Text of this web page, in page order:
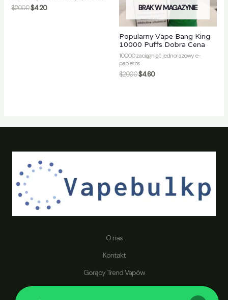
$20.00$4.20 BRAK W MAGAZYNIE
Popularny Vape Bang King
10000 Puffs Dobra Cena
10000 zaciągnięć jednorazowy e-
papieros
$20.00$4.60
O nas
Kontakt
Gorący Trend Vapów